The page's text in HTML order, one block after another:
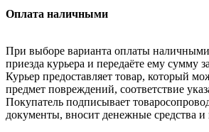
Оплата наличными
При выборе варианта оплаты
приезда курьера и передаёте ему сумму
Курьер предоставляет товар, который
предмет повреждений, соответствие
Покупатель подписывает
документы, вносит денежные средства и